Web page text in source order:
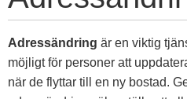
Adressändring är en viktig
möjligt för personer att
när de flyttar till en ny bostad.